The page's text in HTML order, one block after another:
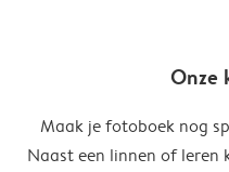
Onze
Maak je fotoboek nog
Naast een linnen of leren